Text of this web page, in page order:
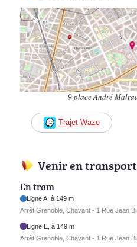
9 place André
Trajet Waze
Venir en
En tram
Ligne A, à 149 m
Arrêt Grenoble, Chavant - 1 Rue Jean
Ligne E, à 149 m
Arrêt Grenoble, Chavant - 1 Rue Jean